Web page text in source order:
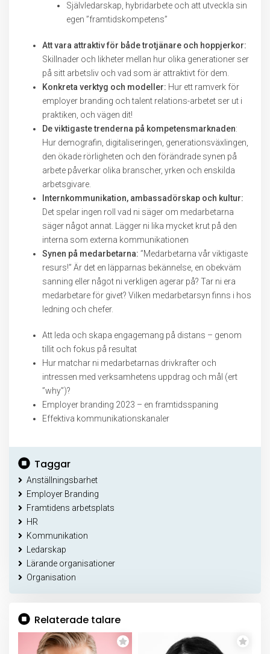
Självledarskap, hybridarbete och att utveckla sin
egen ”framtidskompetens”
Att vara attraktiv för både trotjänare och hoppjerkor:
Skillnader och likheter mellan hur olika generationer ser
på sitt arbetsliv och vad som är attraktivt för dem.
Konkreta verktyg och modeller: Hur ett ramverk för
employer branding och talent relations-arbetet ser ut i
praktiken, och vägen dit!
De viktigaste trenderna på kompetensmarknaden:
Hur demografin, digitaliseringen, generationsväxlingen,
den ökade rörligheten och den förändrade synen på
arbete påverkar olika branscher, yrken och enskilda
arbetsgivare.
Internkommunikation, ambassadörskap och kultur:
Det spelar ingen roll vad ni säger om medarbetarna
säger något annat. Lägger ni lika mycket krut på den
interna som externa kommunikationen
Synen på medarbetarna: ”Medarbetarna vår viktigaste
resurs!” Är det en läpparnas bekännelse, en obekväm
sanning eller något ni verkligen agerar på? Tar ni era
medarbetare för givet? Vilken medarbetarsyn finns i hos
ledning och chefer.
Att leda och skapa engagemang på distans – genom
tillit och fokus på resultat
Hur matchar ni medarbetarnas drivkrafter och
intressen med verksamhetens uppdrag och mål (ert
”why”)?
Employer branding 2023 – en framtidsspaning
Effektiva kommunikationskanaler
Taggar
Anställningsbarhet
Employer Branding
Framtidens arbetsplats
HR
Kommunikation
Ledarskap
Lärande organisationer
Organisation
Relaterade talare